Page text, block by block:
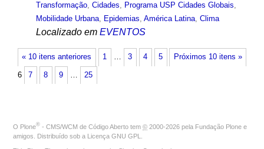
Transformação, Cidades, Programa USP Cidades Globais,
Mobilidade Urbana, Epidemias, América Latina, Clima
Localizado em EVENTOS
« 10 itens anteriores Próximos 10 itens »
1 … 3 4 5
6 7 8 9 … 25
O Plone® - CMS/WCM de Código Aberto tem © 2000-2026 pela Fundação Plone e
amigos. Distribuído sob a Licença GNU GPL